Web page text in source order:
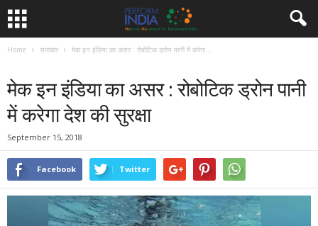
Home समाचार मेक इन इंडिया का असर : रोबोटिक ड्रोन पानी में करेगा...
मेक इन इंडिया का असर : रोबोटिक ड्रोन पानी
में करेगा देश की सुरक्षा
September 15, 2018
Facebook Twitter